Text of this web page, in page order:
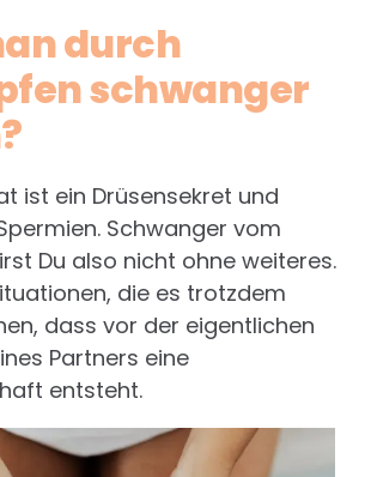
durch
schwanger
ist ein Drüsensekret und
Schwanger vom
Du also nicht ohne weiteres.
die es trotzdem
dass vor der eigentlichen
Partners eine
entsteht.